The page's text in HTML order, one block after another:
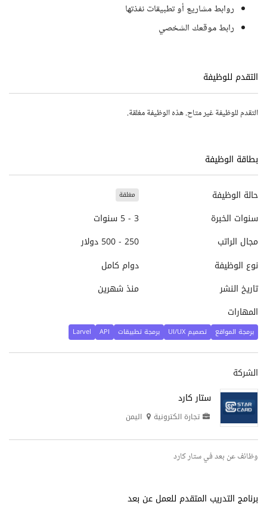
روابط مشاريع أو تطبيقات نفذتها
رابط موقعك الشخصي
التقدم للوظيفة
التقدم للوظيفة غير متاح. هذه الوظيفة مغلقة.
بطاقة الوظيفة
حالة الوظيفة مغلقة
سنوات الخبرة
3 - 5 سنوات
مجال الراتب
250 - 500 دولار
نوع الوظيفة
دوام كامل
تاريخ النشر
منذ شهرين
المهارات
برمجة المواقع تصميم UI/UX برمجة تطبيقات API
Larvel
الشركة
ستار كارد
تجارة الكترونية اليمن
وظائف عن بعد في ستار كارد
برنامج التدريب المتقدم للعمل عن بعد